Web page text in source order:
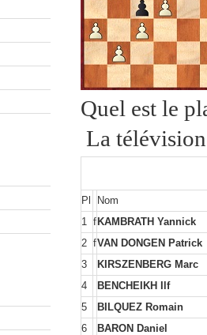
Quel est le
La
Pl
Nom
1 f KAMBRATH Yannick
2 fVAN DONGEN Patrick
3
KIRSZENBERG Marc
4
BENCHEIKH Ilf
5
BILQUEZ Romain
6
BARON Daniel